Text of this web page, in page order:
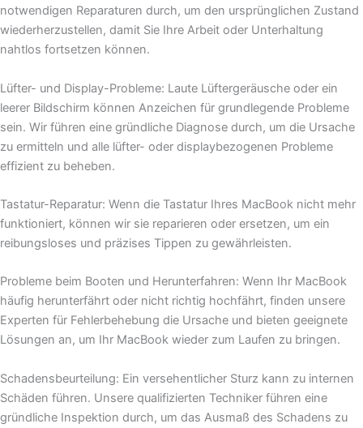
notwendigen Reparaturen durch, um den ursprünglichen Zustand
wiederherzustellen, damit Sie Ihre Arbeit oder Unterhaltung
nahtlos fortsetzen können.
Lüfter- und Display-Probleme: Laute Lüftergeräusche oder ein
leerer Bildschirm können Anzeichen für grundlegende Probleme
sein. Wir führen eine gründliche Diagnose durch, um die Ursache
zu ermitteln und alle lüfter- oder displaybezogenen Probleme
effizient zu beheben.
Tastatur-Reparatur: Wenn die Tastatur Ihres MacBook nicht mehr
funktioniert, können wir sie reparieren oder ersetzen, um ein
reibungsloses und präzises Tippen zu gewährleisten.
Probleme beim Booten und Herunterfahren: Wenn Ihr MacBook
häufig herunterfährt oder nicht richtig hochfährt, finden unsere
Experten für Fehlerbehebung die Ursache und bieten geeignete
Lösungen an, um Ihr MacBook wieder zum Laufen zu bringen.
Schadensbeurteilung: Ein versehentlicher Sturz kann zu internen
Schäden führen. Unsere qualifizierten Techniker führen eine
gründliche Inspektion durch, um das Ausmaß des Schadens zu